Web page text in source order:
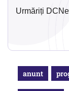
Urmăriți
anunt